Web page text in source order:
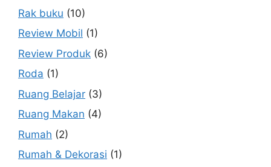
Rak buku (10)
Review Mobil (1)
Review Produk (6)
Roda (1)
Ruang Belajar (3)
Ruang Makan (4)
Rumah (2)
Rumah & Dekorasi (1)